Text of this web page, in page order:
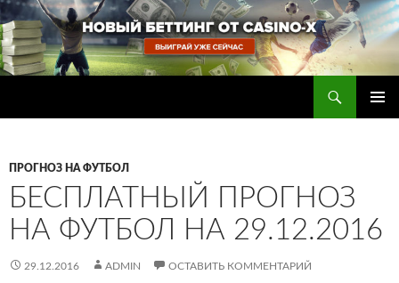
Перейти
к
содержимому
ПРОГНОЗ НА ФУТБОЛ
БЕСПЛАТНЫЙ ПРОГНОЗ
НА ФУТБОЛ НА 29.12.2016
29.12.2016 ADMIN ОСТАВИТЬ КОММЕНТАРИЙ